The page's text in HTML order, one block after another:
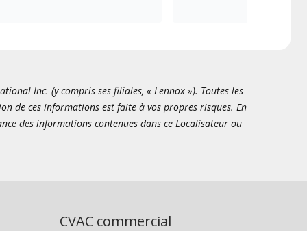
Inc. (y compris ses filiales, « Lennox »). Toutes les
de ces informations est faite à vos propres risques. En
des informations contenues dans ce Localisateur ou
CVAC commercial